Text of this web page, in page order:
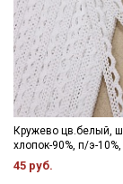
Кружево цв.белый,
хлопок-90%, п/э-
45 руб.
Даю